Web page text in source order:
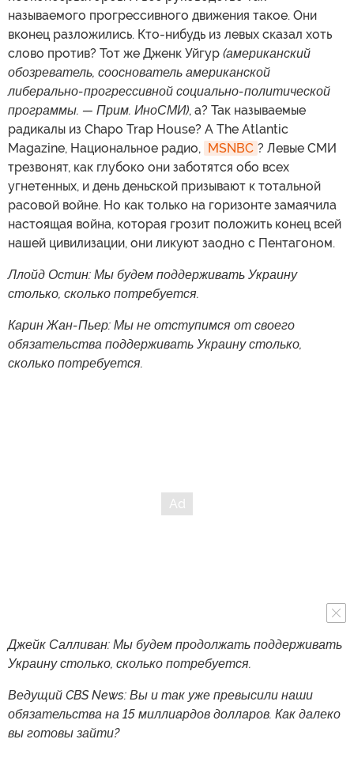
называемого прогрессивного движения такое. Они
вконец разложились. Кто-нибудь из левых сказал хоть
слово против? Тот же Дженк Уйгур (американский
обозреватель, сооснователь американской
либерально-прогрессивной социально-политической
программы. — Прим. ИноСМИ), а? Так называемые
радикалы из Chapo Trap House? А The Atlantic
Magazine, Национальное радио, MSNBC ? Левые СМИ
трезвонят, как глубоко они заботятся обо всех
угнетенных, и день деньской призывают к тотальной
расовой войне. Но как только на горизонте замаячила
настоящая война, которая грозит положить конец всей
нашей цивилизации, они ликуют заодно с Пентагоном.
Ллойд Остин: Мы будем поддерживать Украину
столько, сколько потребуется.
Карин Жан-Пьер: Мы не отступимся от своего
обязательства поддерживать Украину столько,
сколько потребуется.
Джейк Салливан: Мы будем продолжать поддерживать
Украину столько, сколько потребуется.
Ведущий CBS News: Вы и так уже превысили наши
обязательства на 15 миллиардов долларов. Как далеко
вы готовы зайти?